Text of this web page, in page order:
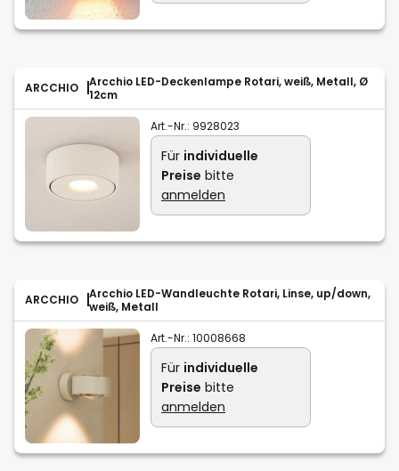
ARCCHIO
Arcchio LED-Deckenlampe Rotari, weiß, Metall, Ø
12cm
Art.-Nr.: 9928023
Für individuelle
Preise bitte
anmelden
ARCCHIO
Arcchio LED-Wandleuchte Rotari, Linse, up/down,
weiß, Metall
Art.-Nr.: 10008668
Für individuelle
Preise bitte
anmelden